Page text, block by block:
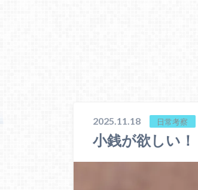
2025.11.18 日常考察
小銭が欲しい！